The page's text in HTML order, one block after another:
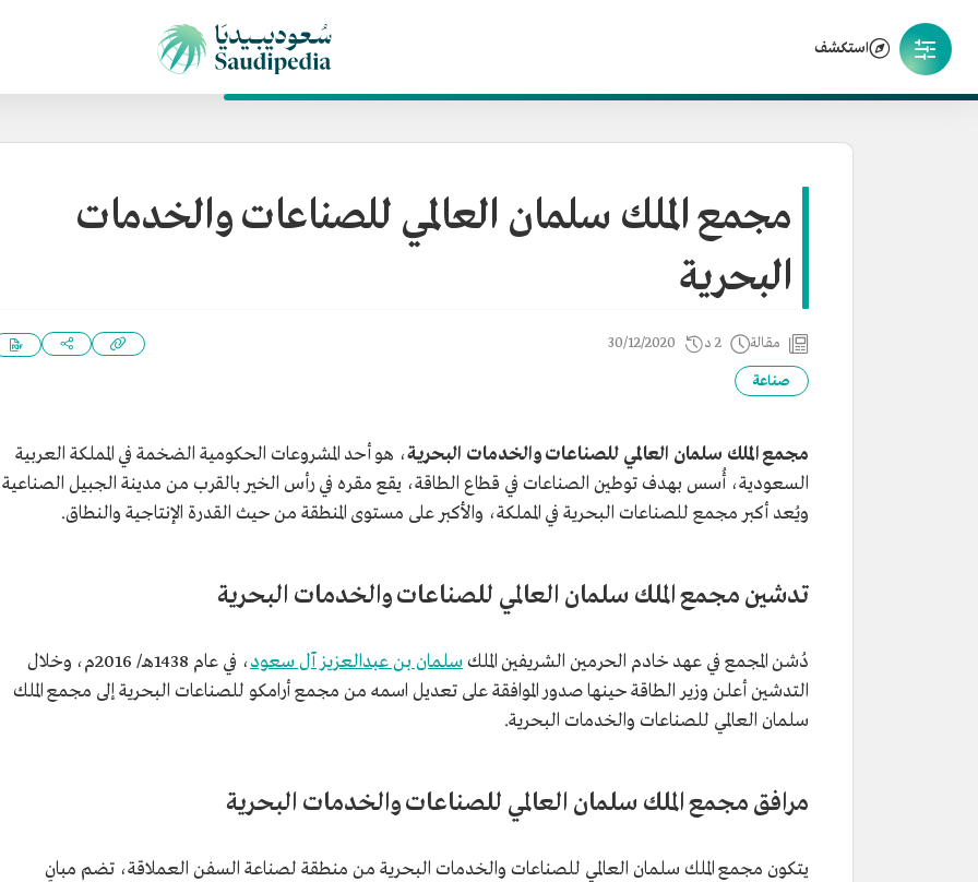
استكشف
مجمع الملك سلمان العالمي للصناعات والخدمات
البحرية
مقالة 2 د 30/12/2020
صناعة
مجمع الملك سلمان العالمي للصناعات والخدمات البحرية، هو أحد المشروعات الحكومية الضخمة في المملكة العربية
السعودية، أُسس بهدف توطين الصناعات في قطاع الطاقة، يقع مقره في رأس الخير بالقرب من مدينة الجبيل
ويُعد أكبر مجمع للصناعات البحرية في المملكة، والأكبر على مستوى المنطقة من حيث القدرة الإنتاجية والنطاق.
تدشين مجمع الملك سلمان العالمي للصناعات والخدمات البحرية
دُشن المجمع في عهد خادم الحرمين الشريفين الملك سلمان بن عبدالعزيز آل سعود
، في عام 1438هـ/ 2016م، وخلال
التدشين أعلن وزير الطاقة حينها صدور الموافقة على تعديل اسمه من مجمع أرامكو للصناعات البحرية إلى مجمع الملك
سلمان العالمي للصناعات والخدمات البحرية.
مرافق مجمع الملك سلمان العالمي للصناعات والخدمات البحرية
يتكون مجمع الملك سلمان العالمي للصناعات والخدمات البحرية من منطقة لصناعة السفن العملاقة، تضم مبانٍ